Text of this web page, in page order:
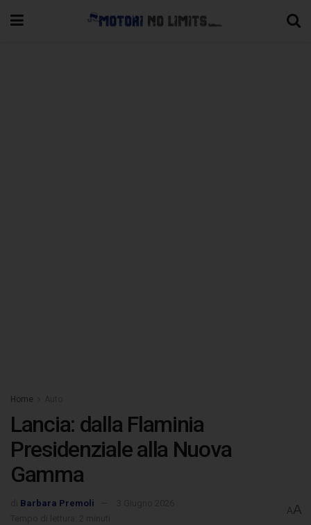
Home
Lancia: dalla Flaminia
Presidenziale alla Nuova
Gamma
Barbara Premoli
AA